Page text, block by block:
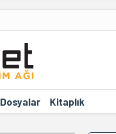
Dosyalar Kitaplık